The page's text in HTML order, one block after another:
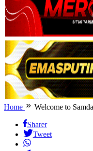
Home Welcome to
Sharer
Tweet